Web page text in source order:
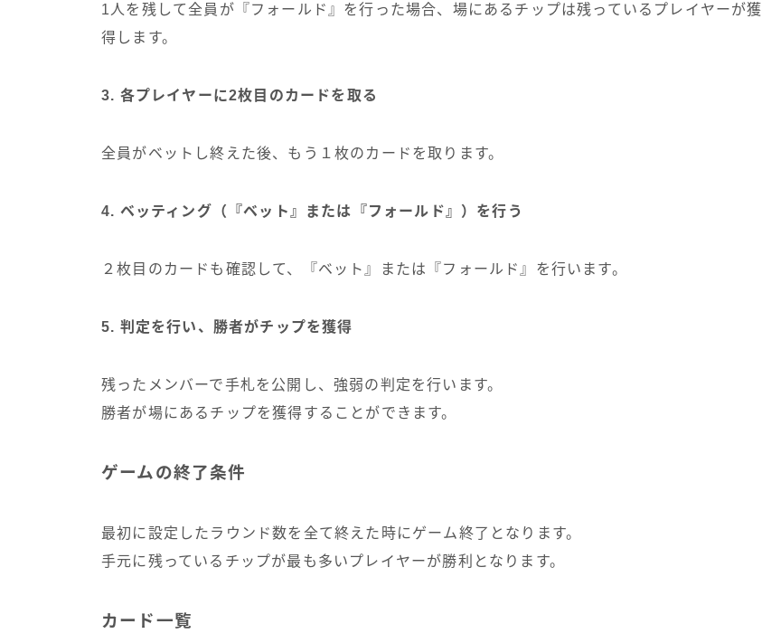
1人を残して全員が『フォールド』を行った場合、場にあるチップは残っているプレイヤーが獲
得します。
3. 各プレイヤーに2枚目のカードを取る
全員がベットし終えた後、もう１枚のカードを取ります。
4. ベッティング（『ベット』または『フォールド』）を行う
２枚目のカードも確認して、『ベット』または『フォールド』を行います。
5. 判定を行い、勝者がチップを獲得
残ったメンバーで手札を公開し、強弱の判定を行います。
勝者が場にあるチップを獲得することができます。
ゲームの終了条件
最初に設定したラウンド数を全て終えた時にゲーム終了となります。
手元に残っているチップが最も多いプレイヤーが勝利となります。
カード一覧